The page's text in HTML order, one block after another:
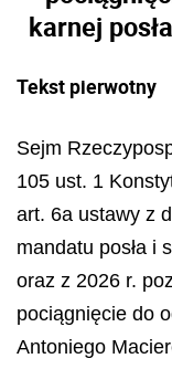
karnej
Tekst pierwotny
Sejm
105 ust. 1
art. 6a ustawy z
mandatu posła i
oraz z 2026 r.
pociągnięcie do
Antoniego